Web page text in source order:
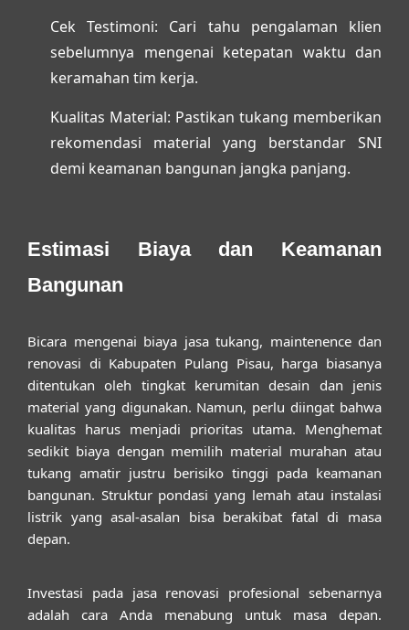
Cek Testimoni: Cari tahu pengalaman klien
sebelumnya mengenai ketepatan waktu dan
keramahan tim kerja.
Kualitas Material: Pastikan tukang memberikan
rekomendasi material yang berstandar SNI
demi keamanan bangunan jangka panjang.
Estimasi Biaya dan Keamanan
Bangunan
Bicara mengenai biaya jasa tukang, maintenence dan
renovasi di Kabupaten Pulang Pisau, harga biasanya
ditentukan oleh tingkat kerumitan desain dan jenis
material yang digunakan. Namun, perlu diingat bahwa
kualitas harus menjadi prioritas utama. Menghemat
sedikit biaya dengan memilih material murahan atau
tukang amatir justru berisiko tinggi pada keamanan
bangunan. Struktur pondasi yang lemah atau instalasi
listrik yang asal-asalan bisa berakibat fatal di masa
depan.
Investasi pada jasa renovasi profesional sebenarnya
adalah cara Anda menabung untuk masa depan.